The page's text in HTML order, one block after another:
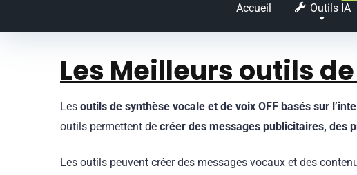
Accueil Outils IA
Les Meilleurs outils
Les outils de synthèse vocale et de voix OFF basés sur
outils permettent de créer des messages publicitaires, des
Les outils peuvent créer des messages vocaux et des